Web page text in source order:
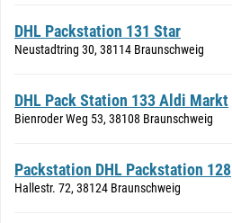
DHL Packstation 131 Star
Neustadtring 30, 38114 Braunschweig
DHL Pack Station 133 Aldi Markt
Bienroder Weg 53, 38108 Braunschweig
Packstation DHL Packstation 128
Hallestr. 72, 38124 Braunschweig